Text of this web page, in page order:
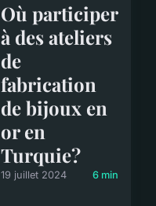
Où participer
à des ateliers
de
fabrication
de bijoux en
or en
Turquie?
19 juillet 2024 6 min